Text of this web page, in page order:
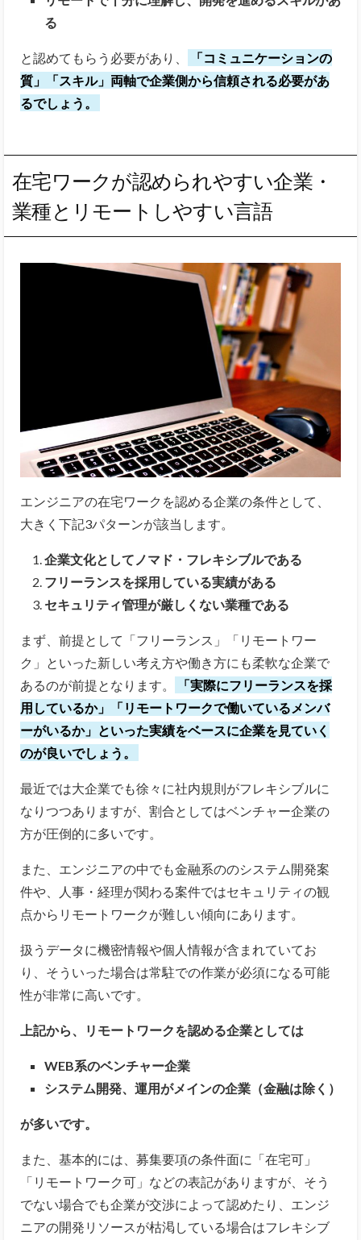
る
と認めてもらう必要があり、
「コミュニケーションの
質」「スキル」両軸で企業側から信頼される必要があ
るでしょう。
在宅ワークが認められやすい企業・
業種とリモートしやすい言語
エンジニアの在宅ワークを認める企業の条件として、
大きく下記3パターンが該当します。
企業文化としてノマド・フレキシブルである
フリーランスを採用している実績がある
セキュリティ管理が厳しくない業種である
まず、前提として「フリーランス」「リモートワー
ク」といった新しい考え方や働き方にも柔軟な企業で
あるのが前提となります。
「実際にフリーランスを採
用しているか」「リモートワークで働いているメンバ
ーがいるか」といった実績をベースに企業を見ていく
のが良いでしょう。
最近では大企業でも徐々に社内規則がフレキシブルに
なりつつありますが、割合としてはベンチャー企業の
方が圧倒的に多いです。
また、エンジニアの中でも金融系ののシステム開発案
件や、人事・経理が関わる案件ではセキュリティの観
点からリモートワークが難しい傾向にあります。
扱うデータに機密情報や個人情報が含まれていてお
り、そういった場合は常駐での作業が必須になる可能
性が非常に高いです。
上記から、リモートワークを認める企業としては
WEB系のベンチャー企業
システム開発、運用がメインの企業（金融は除く）
が多いです。
また、基本的には、募集要項の条件面に「在宅可」
「リモートワーク可」などの表記がありますが、そう
でない場合でも企業が交渉によって認めたり、エンジ
ニアの開発リソースが枯渇している場合はフレキシブ